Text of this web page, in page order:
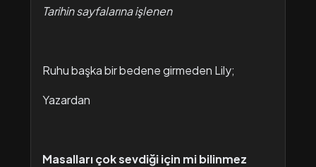
Tarihin sayfalarına işlenen
Ruhu başka bir bedene girmeden Lily;
Yazardan
Masalları çok sevdiği için mi bilinmez